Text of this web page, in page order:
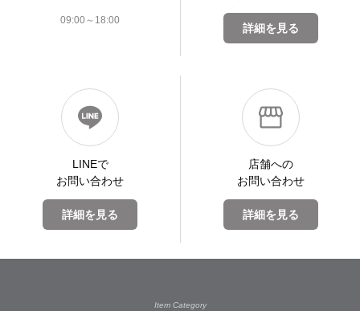
09:00～18:00
詳細を見る
LINEで
お問い合わせ
詳細を見る
店舗への
お問い合わせ
詳細を見る
Item Category